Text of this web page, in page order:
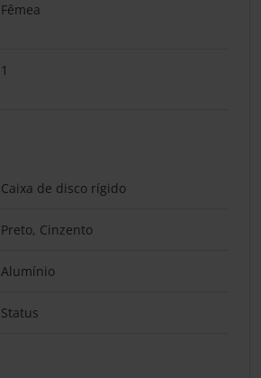
Fêmea
1
Caixa de disco rígido
Preto, Cinzento
Alumínio
Status